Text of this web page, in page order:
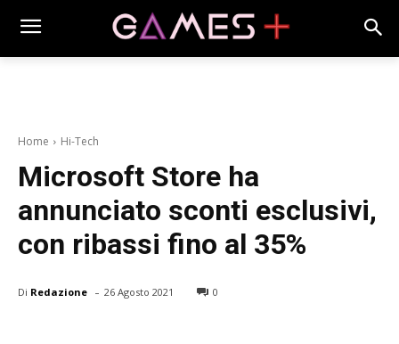
Home Hi-Tech
Microsoft Store ha
annunciato sconti esclusivi,
con ribassi fino al 35%
Di Redazione - 26 Agosto 2021 0